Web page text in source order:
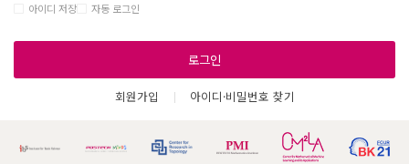
아이디 저장 자동 로그인
로그인
회원가입 아이디·비밀번호 찾기